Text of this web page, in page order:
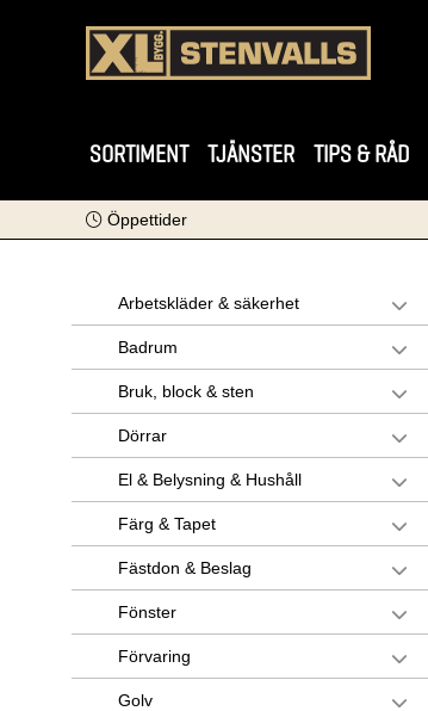
SORTIMENT TJÄNSTER TIPS & RÅD
Öppettider
Arbetskläder & säkerhet
Badrum
Bruk, block & sten
Dörrar
El & Belysning & Hushåll
Färg & Tapet
Fästdon & Beslag
Fönster
Förvaring
Golv